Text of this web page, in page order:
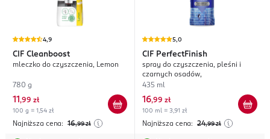
4,9
CIF Cleanboost
mleczko do czyszczenia, Lemon
780 g
11 ,99 zł
100 g = 1,54 zł
Najniższa cena: 16,99 zł
5,0
CIF PerfectFinish
spray do czyszczenia, pleśni i
czarnych osadów,
435 ml
16,99 zł
100 ml = 3,91 zł
Najniższa cena: 24,99 zł